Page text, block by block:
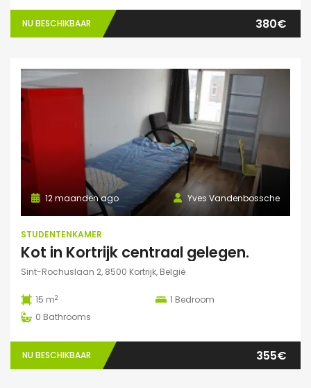
NU BESCHIKBAAR 380€
Yves Vandenbossche
12 maanden ago
STUDENTENKAMER
Kot in Kortrijk centraal gelegen.
Sint-Rochuslaan 2, 8500 Kortrijk, België
15 m2 1 Bedroom
0 Bathrooms
NU BESCHIKBAAR 355€